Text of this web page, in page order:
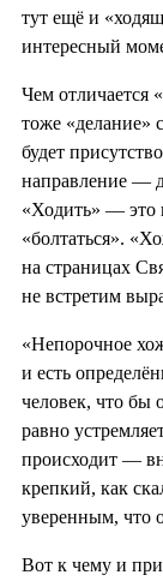
тут ещё и
интересный
Чем отличается
тоже «делание»
будет
направление —
«Ходить» — это
«болтаться».
на страницах
не встретим
«Непорочное
и есть
человек, что бы
равно
происходит —
крепкий, как
уверенным, что
Вот к чему и